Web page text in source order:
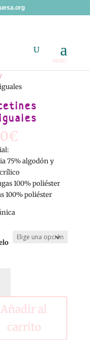
€
75% algodón y
100% poliéster
100% poliéster
Añadir al
carrito